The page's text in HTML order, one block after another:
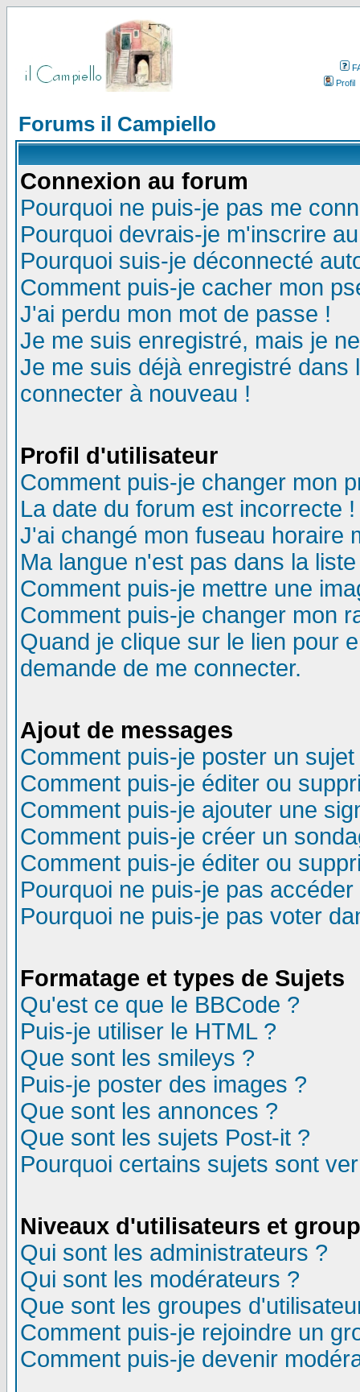
Profil
Forums il Campiello
Connexion au forum
Pourquoi ne puis-je pas me
Pourquoi devrais-je m'inscrire
Pourquoi suis-je déconnecté
Comment puis-je cacher mon
J'ai perdu mon mot de passe !
Je me suis enregistré, mais je
Je me suis déjà enregistré
connecter à nouveau !
Profil d'utilisateur
Comment puis-je changer mon
La date du forum est incorrecte !
J'ai changé mon fuseau horaire
Ma langue n'est pas dans la
Comment puis-je mettre une
Comment puis-je changer mon
Quand je clique sur le lien pour
demande de me connecter.
Ajout de messages
Comment puis-je poster un
Comment puis-je éditer ou
Comment puis-je ajouter une
Comment puis-je créer un
Comment puis-je éditer ou
Pourquoi ne puis-je pas
Pourquoi ne puis-je pas voter
Formatage et types de Sujets
Qu'est ce que le BBCode ?
Puis-je utiliser le HTML ?
Que sont les smileys ?
Puis-je poster des images ?
Que sont les annonces ?
Que sont les sujets Post-it ?
Pourquoi certains sujets sont
Niveaux d'utilisateurs et
Qui sont les administrateurs ?
Qui sont les modérateurs ?
Que sont les groupes
Comment puis-je rejoindre un
Comment puis-je devenir